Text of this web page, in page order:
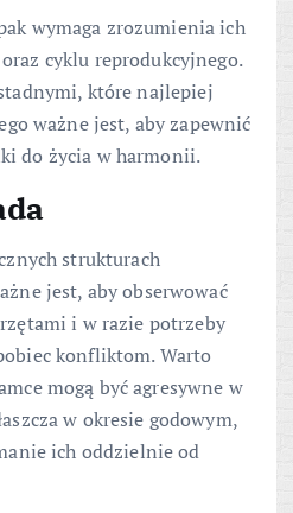
wymaga zrozumienia ich
cyklu reprodukcyjnego.
które najlepiej
ważne jest, aby zapewnić
do życia w harmonii.
strukturach
jest, aby obserwować
i w razie potrzeby
konfliktom. Warto
mogą być agresywne w
w okresie godowym,
ich oddzielnie od